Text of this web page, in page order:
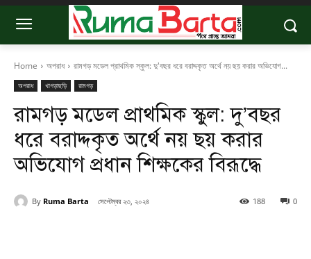
Home অপরাধ রামগড় মডেল প্রাথমিক স্কুল: দু'বছর ধরে বরাদ্দকৃত অর্থে নয় ছয় করার অভিযোগ...
অপরাধ খাগড়াছড়ি রামগড়
রামগড় মডেল প্রাথমিক স্কুল: দু’বছর
ধরে বরাদ্দকৃত অর্থে নয় ছয় করার
অভিযোগ প্রধান শিক্ষকের বিরূদ্ধে
By Ruma Barta সেপ্টেম্বর ২৩, ২০২৪ 0
188